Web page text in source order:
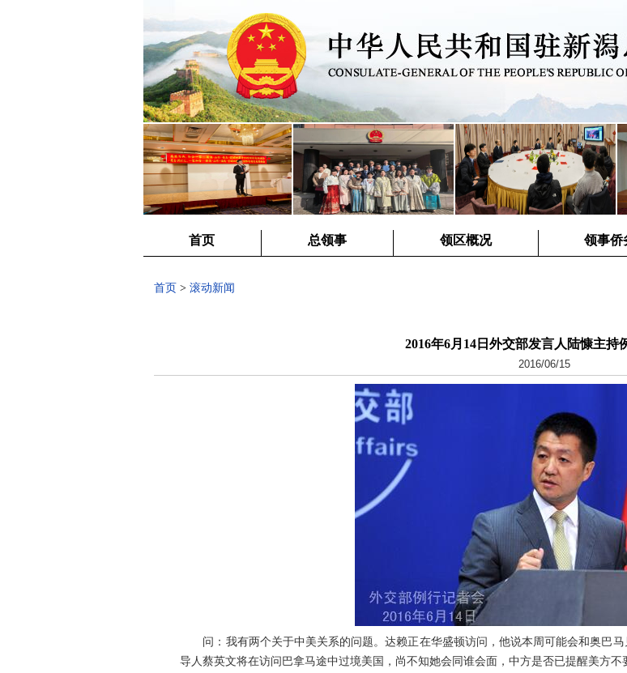
首页 总领事 领区概况 领事侨
首页 > 滚动新闻
2016年6月14日外交部发言人陆慷主持
2016/06/15
问：我有两个关于中美关系的问题。达赖正在华盛顿访问，他说本周可能会和奥巴马
导人蔡英文将在访问巴拿马途中过境美国，尚不知她会同谁会面，中方是否已提醒美方不